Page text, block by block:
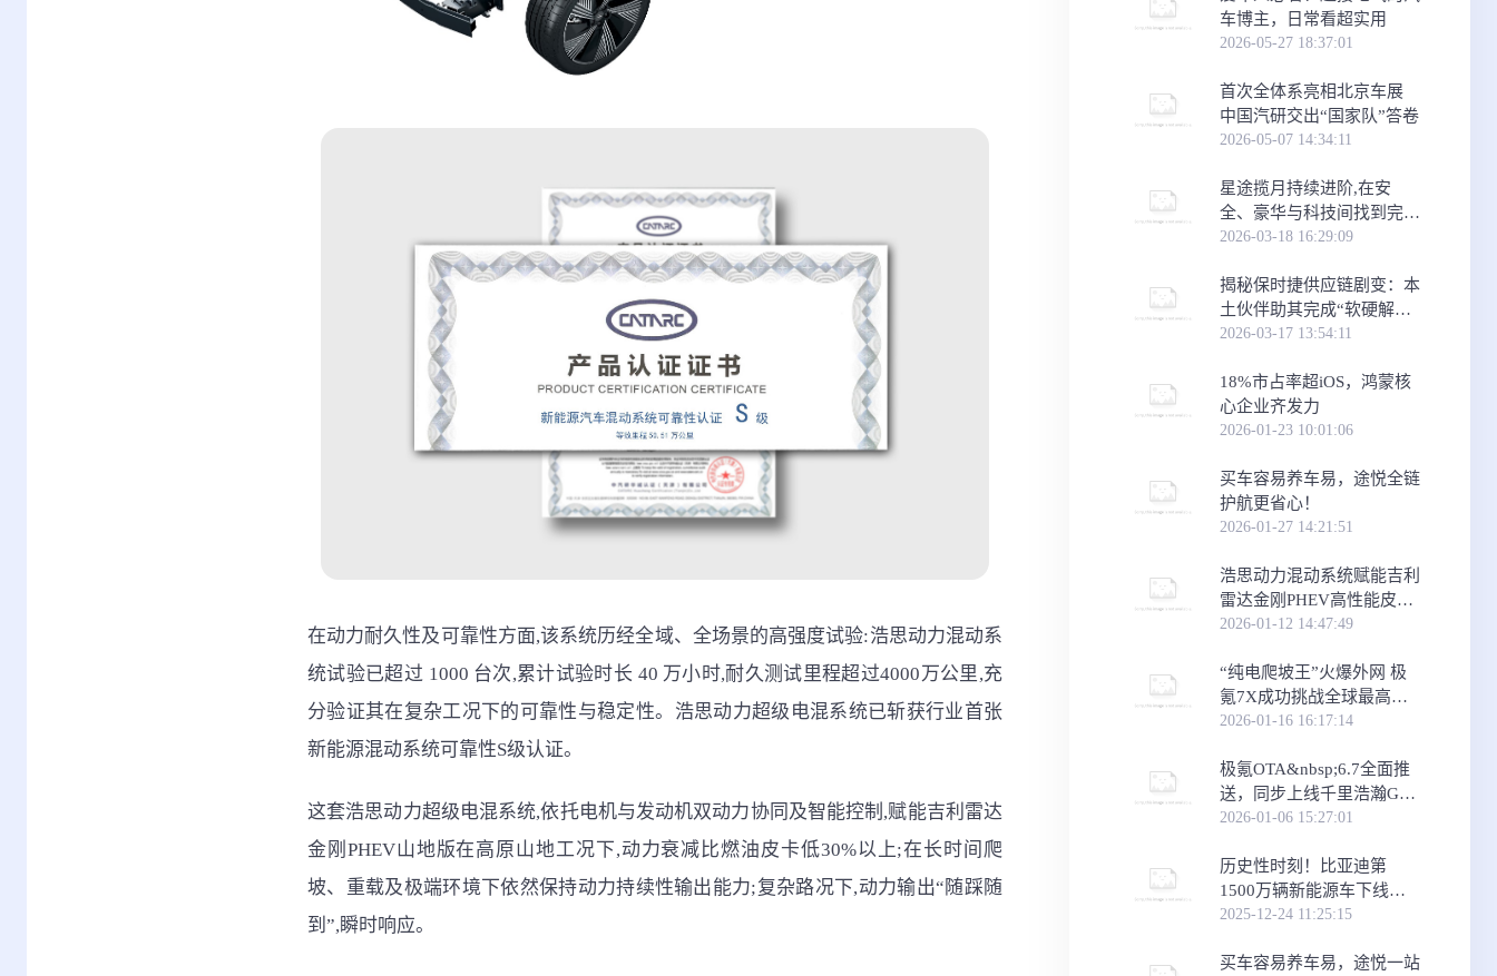
在动力耐久性及可靠性方面,该系统历经全域、全场景的高强度试验:浩思动力混动系
统试验已超过 1000 台次,累计试验时长 40 万小时,耐久测试里程超过4000万公里,充
分验证其在复杂工况下的可靠性与稳定性。浩思动力超级电混系统已斩获行业首张
新能源混动系统可靠性S级认证。
这套浩思动力超级电混系统,依托电机与发动机双动力协同及智能控制,赋能吉利雷达
金刚PHEV山地版在高原山地工况下,动力衰减比燃油皮卡低30%以上;在长时间爬
坡、重载及极端环境下依然保持动力持续性输出能力;复杂路况下,动力输出“随踩随
到”,瞬时响应。
车博主，日常看超实用
2026-05-27 18:37:01
首次全体系亮相北京车展
中国汽研交出“国家队”答卷
2026-05-07 14:34:11
星途揽月持续进阶,在安
全、豪华与科技间找到完美
平衡
2026-03-18 16:29:09
​揭秘保时捷供应链剧变：本
土伙伴助其完成“软硬解耦”
关键跃迁
2026-03-17 13:54:11
18%市占率超iOS，鸿蒙核
心企业齐发力
2026-01-23 10:01:06
买车容易养车易，途悦全链
护航更省心！
2026-01-27 14:21:51
浩思动力混动系统赋能吉利
雷达金刚PHEV高性能皮卡
上市
2026-01-12 14:47:49
“纯电爬坡王”火爆外网 极
氪7X成功挑战全球最高沙
丘
2026-01-16 16:17:14
极氪OTA&nbsp;6.7全面推
送，同步上线千里浩瀚G-
ASD3新版本，智能体验更
2026-01-06 15:27:01
历史性时刻！比亚迪第
1500万辆新能源车下线，
腾势N8L第15000台成里程
2025-12-24 11:25:15
买车容易养车易，途悦一站